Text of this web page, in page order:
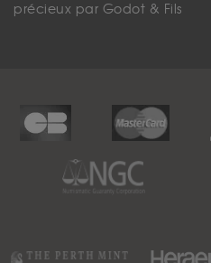
précieux par Godot & Fils